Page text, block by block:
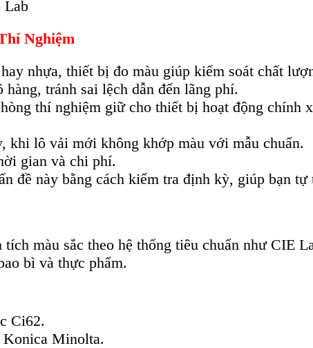
Lab
Nghiệm
nhựa, thiết bị đo màu giúp kiểm soát chất
tránh sai lệch dẫn đến lãng phí.
thí nghiệm giữ cho thiết bị hoạt động chính
khi lô vải mới không khớp màu với mẫu chuẩn.
gian và chi phí.
đề này bằng cách kiểm tra định kỳ, giúp bạn
màu sắc theo hệ thống tiêu chuẩn như CIE
bì và thực phẩm.
Ci62.
Konica Minolta.